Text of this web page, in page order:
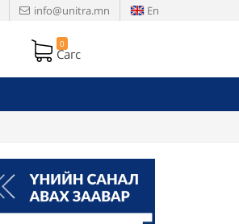
info@unitra.mn En
0
Сагс